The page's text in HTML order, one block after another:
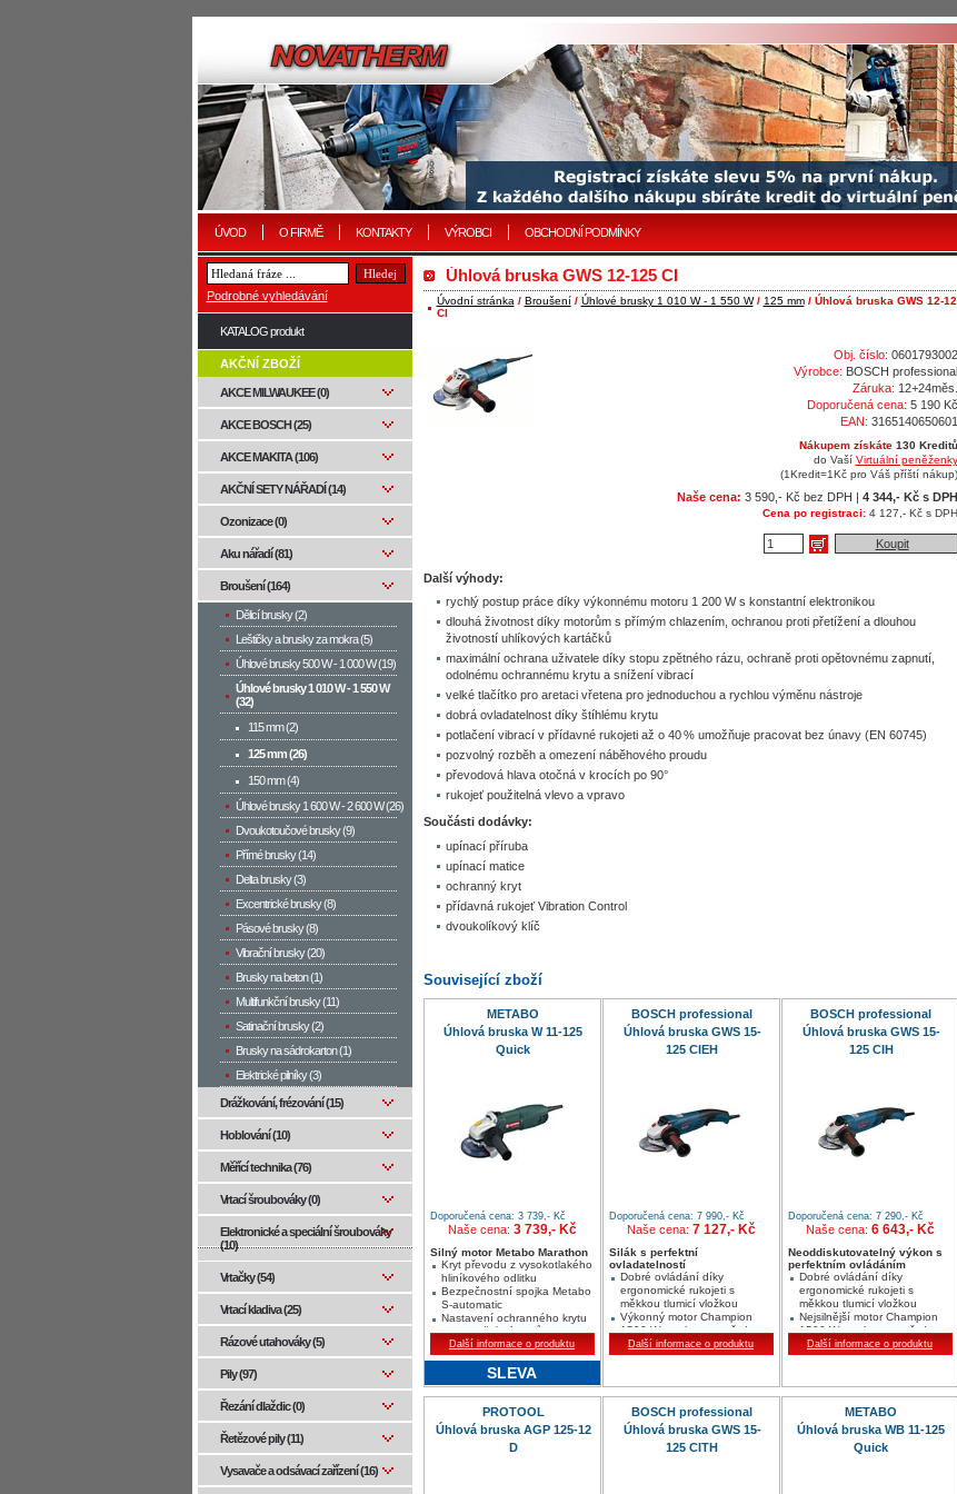
ÚVOD O FIRMĚ KONTAKTY VÝROBCI OBCHODNÍ PODMÍNKY
Úhlová bruska GWS 12-125 CI
Úvodní stránka / Broušení/ Úhlové brusky 1 010 W - 1 550 W/ 125 mm/ Úhlová bruska GWS 12-
CI
Obj. číslo: 0601793002
Výrobce: BOSCH professional
Záruka: 12+24měs.
Doporučená cena: 5 190 Kč
EAN: 3165140650601
Nákupem získáte130 Kreditů
do Vaší Virtuální peněženky
(1Kredit=1Kč pro Váš příští nákup)
Naše cena: 3 590,- Kč bez DPH | 4 344,- Kč s DPH
Cena po registraci:4 127,- Kč s DPH
Koupit
Další výhody:
rychlý postup práce díky výkonnému motoru 1 200 W s konstantní elektronikou
dlouhá životnost díky motorům s přímým chlazením, ochranou proti přetížení a dlouhou
životností uhlíkových kartáčků
maximální ochrana uživatele díky stopu zpětného rázu, ochraně proti opětovnému zapnutí,
odolnému ochrannému krytu a snížení vibrací
velké tlačítko pro aretaci vřetena pro jednoduchou a rychlou výměnu nástroje
dobrá ovladatelnost díky štíhlému krytu
potlačení vibrací v přídavné rukojeti až o 40 % umožňuje pracovat bez únavy (EN 60745)
pozvolný rozběh a omezení náběhového proudu
převodová hlava otočná v krocích po 90°
rukojeť použitelná vlevo a vpravo
Součásti dodávky:
upínací příruba
upínací matice
ochranný kryt
přídavná rukojeť Vibration Control
dvoukolíkový klíč
Související zboží
METABO
Úhlová bruska W 11-125
Quick
Doporučená cena: 3 739,- Kč
Naše cena: 3 739,- Kč
Silný motor Metabo Marathon
Kryt převodu z vysokotlakého
hliníkového odlitku
Bezpečnostní spojka Metabo
S-automatic
Nastavení ochranného krytu
bez použití nástrojů
Další informace o produktu
SLEVA
BOSCH professional
Úhlová bruska GWS 15-
125 CIEH
Doporučená cena: 7 990,- Kč
Naše cena: 7 127,- Kč
Silák s perfektní
ovladatelností
Dobré ovládání díky
ergonomické rukojeti s
měkkou tlumicí vložkou
Výkonný motor Champion
1500 W s ochranou před
opětovným zapnutím
Stop zpětného rázu:
okamžitě vypne nářadí
Další informace o produktu
BOSCH professional
Úhlová bruska GWS 15-
125 CIH
Doporučená cena: 7 290,- Kč
Naše cena: 6 643,- Kč
Neoddiskutovatelný výkon s
perfektním ovládáním
Dobré ovládání díky
ergonomické rukojeti s
měkkou tlumicí vložkou
Nejsilnější motor Champion
1500 W s ochranou před
opětovným zapnutím
Stop zpětného rázu:
okamžitě vypne nářadí
Další informace o produktu
PROTOOL
Úhlová bruska AGP 125-12
D
BOSCH professional
Úhlová bruska GWS 15-
125 CITH
METABO
Úhlová bruska WB 11-125
Quick
Podrobné vyhledávání
KATALOG produkt
AKČNÍ ZBOŽÍ
AKCE MILWAUKEE (0)
AKCE BOSCH (25)
AKCE MAKITA (106)
AKČNÍ SETY NÁŘADÍ (14)
Ozonizace (0)
Aku nářadí (81)
Broušení (164)
Dělicí brusky (2)
Leštičky a brusky za mokra (5)
Úhlové brusky 500 W­ - 1 000 W (19)
Úhlové brusky 1 010 W - 1 550 W
(32)
115 mm (2)
125 mm (26)
150 mm (4)
Úhlové brusky 1 600 W - 2 600 W (26)
Dvoukotoučové brusky (9)
Přímé brusky (14)
Delta brusky (3)
Excentrické brusky (8)
Pásové brusky (8)
Vibrační brusky (20)
Brusky na beton (1)
Multifunkční brusky (11)
Satinační brusky (2)
Brusky na sádrokarton (1)
Elektrické pilníky (3)
Drážkování, frézování (15)
Hoblování (10)
Měřící technika (76)
Vrtací šroubováky (0)
Elektronické a speciální šroubováky
(10)
Vrtačky (54)
Vrtací kladiva (25)
Rázové utahováky (5)
Pily (97)
Řezání dlaždic (0)
Řetězové pily (11)
Vysavače a odsávací zařízení (16)